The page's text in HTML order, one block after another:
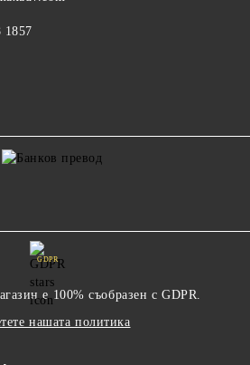
1857
GDPR
е 100% съобразен с GDPR.
нашата политика